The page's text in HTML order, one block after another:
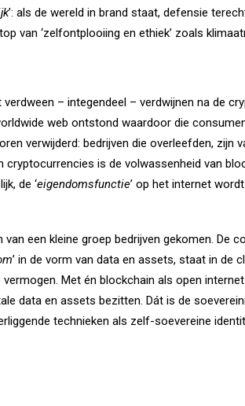
’: als de wereld in brand staat, defensie
van ‘zelfontplooiing en ethiek’ zoals
– integendeel – verdwijnen na de
web ontstond waardoor die
verwijderd: bedrijven die overleefden, zijn
cryptocurrencies is de volwassenheid van
de ‘eigendomsfunctie’ op het internet
een kleine groep bedrijven gekomen. De
’ in de vorm van data en assets, staat in de
Met én blockchain als open
data en assets bezitten. Dát is de
technieken als zelf-soevereine